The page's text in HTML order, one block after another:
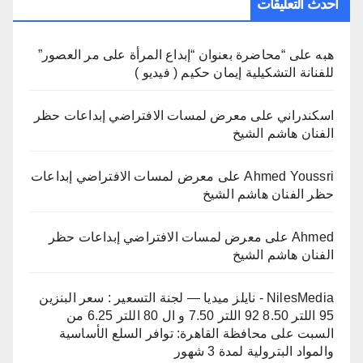
أحدث التعليقات
هبه على “محاضرة بعنوان “إبداع المرأة على مر العصور”
للفنانة التشكيلية إيمان حكيم ( فيديو )
اسكندراني على معرض لمسات الافتراضي إبداعات حظر
الفنان هاشم الشيخ
Ahmed Youssriعلى معرض لمسات الافتراضي إبداعات
حظر الفنان هاشم الشيخ
Ahmed على معرض لمسات الافتراضي إبداعات حظر
الفنان هاشم الشيخ
NilesMedia - نايلز ميديا — لجنة التسعير : سعر البنزين
95 اللتر 8.50 92 اللتر 7.50 و ال 80 اللتر 6.25 من
السبت على محافظة القاهرة: توافر السلع الأساسية
والمواد البترولية لمدة 3 شهور